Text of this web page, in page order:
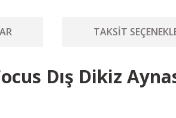
TAKSIT
Dış Dikiz